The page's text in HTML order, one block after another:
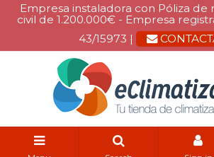
Empresa instaladora con Póliza de
civil de 1.200.000€ - Empresa
43/15973 |